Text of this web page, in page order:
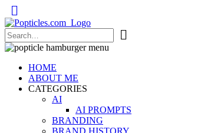
Popticles.com
HOME
ABOUT ME
CATEGORIES
AI
AI PROMPTS
BRANDING
BRAND HISTORY